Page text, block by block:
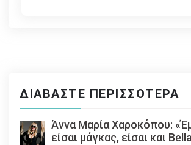
ΔΙΑΒΆΣΤΕ ΠΕΡΙΣΣΌΤΕΡΑ
Άννα Μαρία Χαροκόπου:
είσαι μάγκας, είσαι και